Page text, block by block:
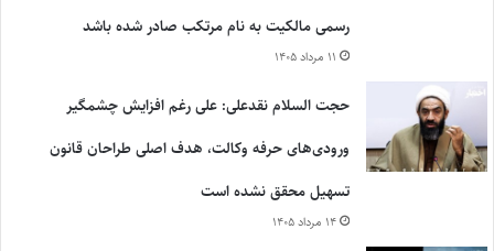
رسمی مالکیت به نام مرتکب صادر شده باشد
۱۱ مرداد ۱۴۰۵
حجت السلام نقدعلی: علی رغم افزایش چشمگیر
ورودی‌های حرفه وکالت، هدف اصلی طراحان قانون
تسهیل محقق نشده است
۱۴ مرداد ۱۴۰۵